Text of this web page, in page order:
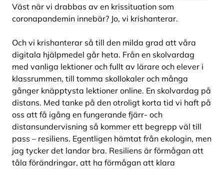
Väst när vi drabbas av en krissituation som
coronapandemin innebär? Jo, vi krishanterar.
Och vi krishanterar så till den milda grad att våra
digitala hjälpmedel går heta. Från en skolvardag
med vanliga lektioner och fullt av lärare och elever i
klassrummen, till tomma skollokaler och många
gånger knäpptysta lektioner online. En skolvardag på
distans. Med tanke på den otroligt korta tid vi haft på
oss att få igång en fungerande fjärr- och
distansundervisning så kommer ett begrepp väl till
pass – resiliens. Egentligen hämtat från ekologin, men
jag tycker det landar bra. Resiliens är förmågan att
tåla förändringar, att ha förmågan att klara